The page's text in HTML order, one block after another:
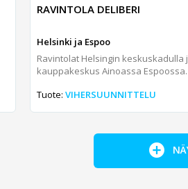
RAVINTOLA DELIBERI
Helsinki ja Espoo
Ravintolat Helsingin keskuskadulla
kauppakeskus Ainoassa Espoossa.
Tuote: VIHERSUUNNITTELU